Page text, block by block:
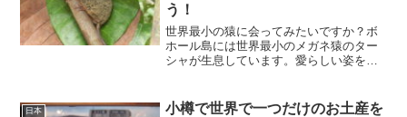
う！
世界最小の猿に会ってみたいですか？ボ
ホール島には世界最小のメガネ猿のター
シャが生息しています。愛らしい姿を是
日本
小樽で世界で一つだけのお土産を